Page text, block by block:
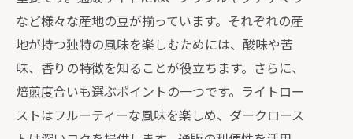
など様々な産地の豆が揃っています。それぞれの産
地が持つ独特の風味を楽しむためには、酸味や苦
味、香りの特徴を知ることが役立ちます。さらに、
焙煎度合いも選ぶポイントの一つです。ライトロー
ストはフルーティーな風味を楽しめ、ダークロース